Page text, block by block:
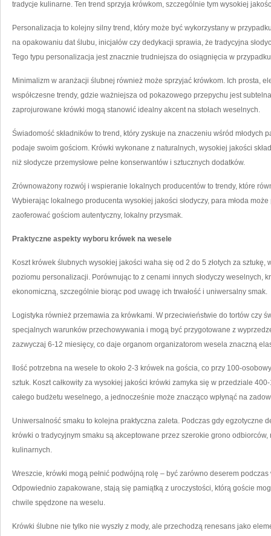
tradycje kulinarne. Ten trend sprzyja krówkom, szczególnie tym wysokiej
Personalizacja to kolejny silny trend, który może być wykorzystany w
na opakowaniu dat ślubu, inicjałów czy dedykacji sprawia, że tradycyjna
Tego typu personalizacja jest znacznie trudniejsza do osiągnięcia w
Minimalizm w aranżacji ślubnej również może sprzyjać krówkom. Ich prosta,
współczesne trendy, gdzie ważniejsza od pokazowego przepychu jest
zaprojurowane krówki mogą stanowić idealny akcent na stołach weselnych.
Świadomość składników to trend, który zyskuje na znaczeniu wśród młodych
podaje swoim gościom. Krówki wykonane z naturalnych, wysokiej jakości
niż słodycze przemysłowe pełne konserwantów i sztucznych dodatków.
Zrównoważony rozwój i wspieranie lokalnych producentów to trendy, które
Wybierając lokalnego producenta wysokiej jakości słodyczy, para młoda
zaoferować gościom autentyczny, lokalny przysmak.
Praktyczne aspekty wyboru krówek na wesele
Koszt krówek ślubnych wysokiej jakości waha się od 2 do 5 złotych za sztukę,
poziomu personalizacji. Porównując to z cenami innych słodyczy weselnych,
ekonomiczną, szczególnie biorąc pod uwagę ich trwałość i uniwersalny smak.
Logistyka również przemawia za krówkami. W przeciwieństwie do tortów czy
specjalnych warunków przechowywania i mogą być przygotowane z
zazwyczaj 6-12 miesięcy, co daje organom organizatorom wesela znaczną
Ilość potrzebna na wesele to około 2-3 krówek na gościa, co przy 100-
sztuk. Koszt całkowity za wysokiej jakości krówki zamyka się w przedziale
całego budżetu weselnego, a jednocześnie może znacząco wpłynąć na
Uniwersalność smaku to kolejna praktyczna zaleta. Podczas gdy egzotyczne
krówki o tradycyjnym smaku są akceptowane przez szerokie grono
kulinarnych.
Wreszcie, krówki mogą pełnić podwójną rolę – być zarówno deserem
Odpowiednio zapakowane, stają się pamiątką z uroczystości, którą goście
chwile spędzone na weselu.
Krówki ślubne nie tylko nie wyszły z mody, ale przechodzą renesans jako